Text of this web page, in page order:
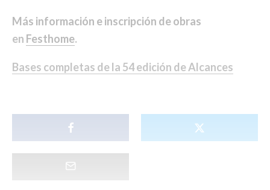
Más información e inscripción de obras
en Festhome.
Bases completas de la 54edición de Alcances